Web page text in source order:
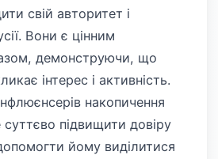
свій авторитет і
Вони є цінним
демонструючи, що
інтерес і активність.
накопичення
підвищити довіру
йому виділитися